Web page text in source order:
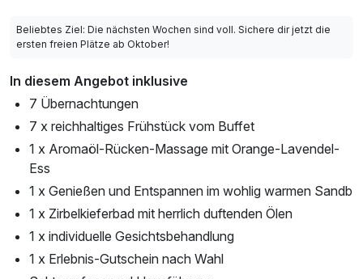
Beliebtes Ziel: Die nächsten Wochen sind voll. Sichere dir jetzt die
ersten freien Plätze ab Oktober!
In diesem Angebot inklusive
7 Übernachtungen
7 x reichhaltiges Frühstück vom Buffet
1 x Aromaöl-Rücken-Massage mit Orange-Lavendel-
Ess
1 x Genießen und Entspannen im wohlig warmen Sandb
1 x Zirbelkieferbad mit herrlich duftenden Ölen
1 x individuelle Gesichtsbehandlung
1 x Erlebnis-Gutschein nach Wahl